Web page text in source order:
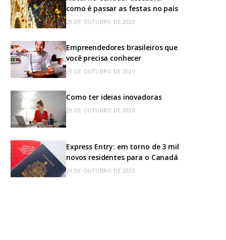
como é passar as festas no país
29 DE OUTUBRO DE 2020
Empreendedores brasileiros que
você precisa conhecer
29 DE OUTUBRO DE 2020
Como ter ideias inovadoras
29 DE OUTUBRO DE 2020
Express Entry: em torno de 3 mil
novos residentes para o Canadá
29 DE OUTUBRO DE 2020